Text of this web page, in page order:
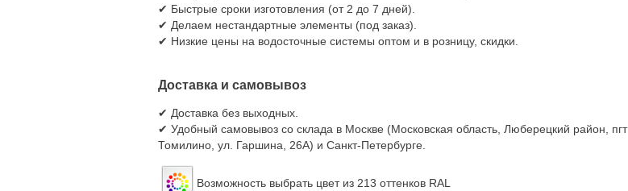
✔ Быстрые сроки изготовления (от 2 до 7 дней).
✔ Делаем нестандартные элементы (под заказ).
✔ Низкие цены на водосточные системы оптом и в розницу, скидки.
Доставка и самовывоз
✔ Доставка без выходных.
✔ Удобный самовывоз со склада в Москве (Московская область, Люберецкий район, пгт
Томилино, ул. Гаршина, 26А) и Санкт-Петербурге.
Возможность выбрать цвет из 213 оттенков RAL